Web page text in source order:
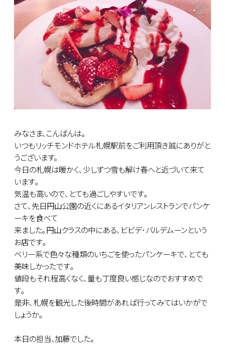
みなさま、こんばんは。
いつもリッチモンドホテル札幌駅前をご利用頂き誠にありがと
うございます。
今日の札幌は暖かく､少しずつ雪も解け春へと近づいて来て
います｡
気温も高いので､とても過ごしやすいです｡
さて､先日円山公園の近くにあるイタリアンレストランでパンケ
ーキを食べて
来ました｡円山クラスの中にある､ビビデ･バルデムーンという
お店です｡
ベリー系で色々な種類のいちごを使ったパンケーキで､とても
美味しかったです｡
値段もそれ程高くなく､量も丁度良い感じなのでおすすめで
す｡
是非､札幌を観光した後時間があれば行ってみてはいかがで
しょうか｡
本日の担当、加藤でした。